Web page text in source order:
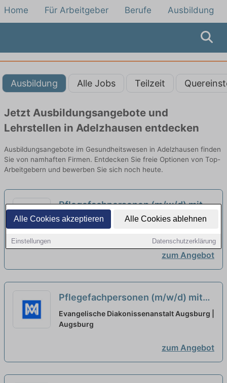
Alle Cookies akzeptieren Alle Cookies ablehnen
Einstellungen Datenschutzerklärung
Home Für Arbeitgeber Berufe Ausbildung
Ausbildung Alle Jobs Teilzeit
Jetzt Ausbildungsangebote und
Lehrstellen in Adelzhausen entdecken
Ausbildungsangebote im Gesundheitswesen in Adelzhausen finden
Sie von namhaften Firmen. Entdecken Sie freie Optionen von Top-
Arbeitgebern und bewerben Sie sich noch heute.
Pflegefachpersonen (m/w/d) mit
Ausbildung als Pflegefachkraft
oder Gesundheits- und
Krankenpfleger*in neu
Evangelische Diakonissenanstalt Augsburg |
Augsburg
zum Angebot
Pflegefachpersonen (m/w/d) mit
Ausbildung als Pflegefachkraft
oder Gesundheits- und
Evangelische Diakonissenanstalt Augsburg |
Augsburg
zum Angebot